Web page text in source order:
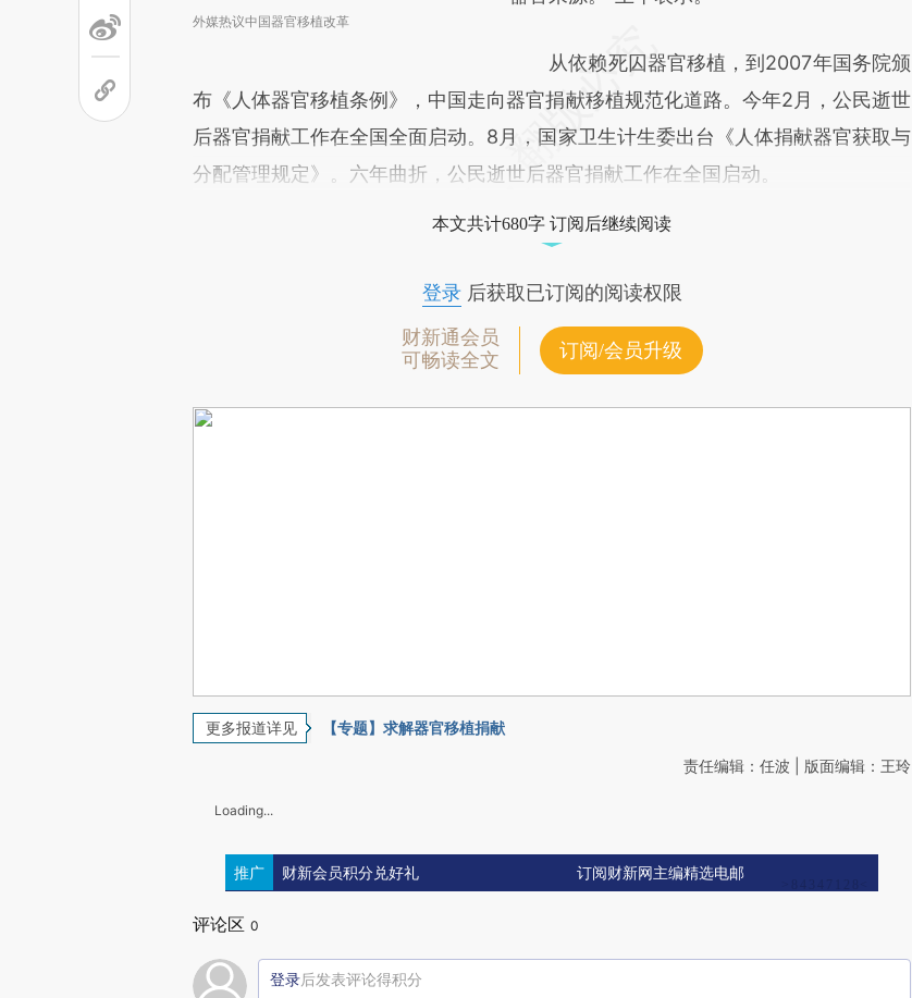
外媒热议中国器官移植改革
从依赖死囚器官移植，到2007年国务院颁
布《人体器官移植条例》，中国走向器官捐献移植规范化道路。今年2月，公民逝世
后器官捐献工作在全国全面启动。8月，国家卫生计生委出台《人体捐献器官获取与
分配管理规定》。六年曲折，公民逝世后器官捐献工作在全国启动。
本文共计680字 订阅后继续阅读
登录后获取已订阅的阅读权限
财新通会员
可畅读全文
订阅/会员升级
更多报道详见 【专题】求解器官移植捐献
责任编辑：任波 | 版面编辑：王玲
Loading...
推广 财新会员积分兑好礼 订阅财新网主编精选电邮
评论区 0
登录后发表评论得积分